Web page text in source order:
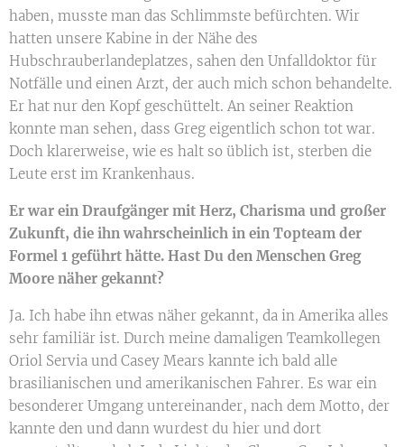
haben, musste man das Schlimmste befürchten. Wir
hatten unsere Kabine in der Nähe des
Hubschrauberlandeplatzes, sahen den Unfalldoktor für
Notfälle und einen Arzt, der auch mich schon behandelte.
Er hat nur den Kopf geschüttelt. An seiner Reaktion
konnte man sehen, dass Greg eigentlich schon tot war.
Doch klarerweise, wie es halt so üblich ist, sterben die
Leute erst im Krankenhaus.
Er war ein Draufgänger mit Herz, Charisma und großer
Zukunft, die ihn wahrscheinlich in ein Topteam der
Formel 1 geführt hätte. Hast Du den Menschen Greg
Moore näher gekannt?
Ja. Ich habe ihn etwas näher gekannt, da in Amerika alles
sehr familiär ist. Durch meine damaligen Teamkollegen
Oriol Servia und Casey Mears kannte ich bald alle
brasilianischen und amerikanischen Fahrer. Es war ein
besonderer Umgang untereinander, nach dem Motto, der
kannte den und dann wurdest du hier und dort